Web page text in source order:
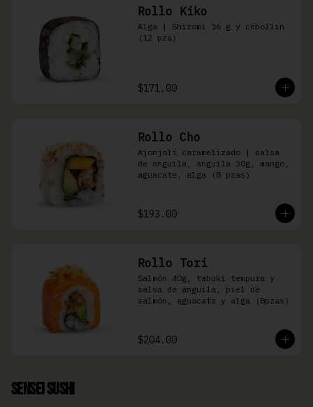
Rollo Kiko
Alga | Shiromi 16 g y cebollin
(12 pza)
$171.00
Rollo Cho
Ajonjolí caramelizado | salsa
de anguila, anguila 30g, mango,
aguacate, alga (8 pzas)
$193.00
Rollo Tori
Salmón 40g, tabuki tempura y
salsa de anguila, piel de
salmón, aguacate y alga (8pzas)
$204.00
Sensei Sushi